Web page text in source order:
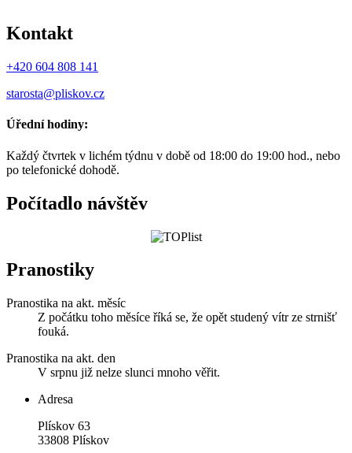
Kontakt
+420 604 808 141
starosta@pliskov.cz
Úřední hodiny:
Každý čtvrtek v lichém týdnu v době od 18:00 do 19:00 hod., nebo
po telefonické dohodě.
Počítadlo návštěv
Pranostiky
Pranostika na akt. měsíc
Z počátku toho měsíce říká se, že opět studený vítr ze strnišť
fouká.
Pranostika na akt. den
V srpnu již nelze slunci mnoho věřit.
Adresa
Plískov 63
33808 Plískov